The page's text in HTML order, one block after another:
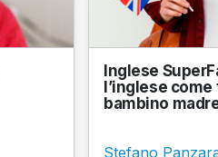
Inglese
l’inglese
bambino
Stefano